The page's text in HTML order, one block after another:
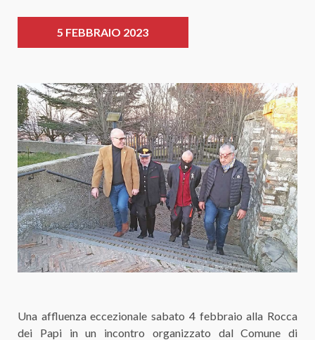
5 FEBBRAIO 2023
Una affluenza eccezionale sabato 4 febbraio alla Rocca
dei Papi in un incontro organizzato dal Comune di